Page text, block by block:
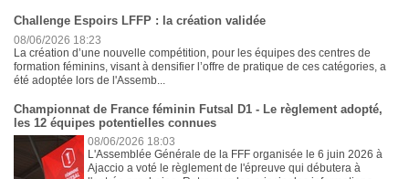
Challenge Espoirs LFFP : la création validée
08/06/2026 18:23
La création d’une nouvelle compétition, pour les équipes des centres de
formation féminins, visant à densifier l’offre de pratique de ces catégories, a
été adoptée lors de l'Assemb...
Championnat de France féminin Futsal D1 - Le règlement adopté,
les 12 équipes potentielles connues
08/06/2026 18:03
L'Assemblée Générale de la FFF organisée le 6 juin 2026 à
Ajaccio a voté le règlement de l'épreuve qui débutera à